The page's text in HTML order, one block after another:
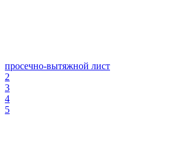
просечно-вытяжной лист
2
3
4
5